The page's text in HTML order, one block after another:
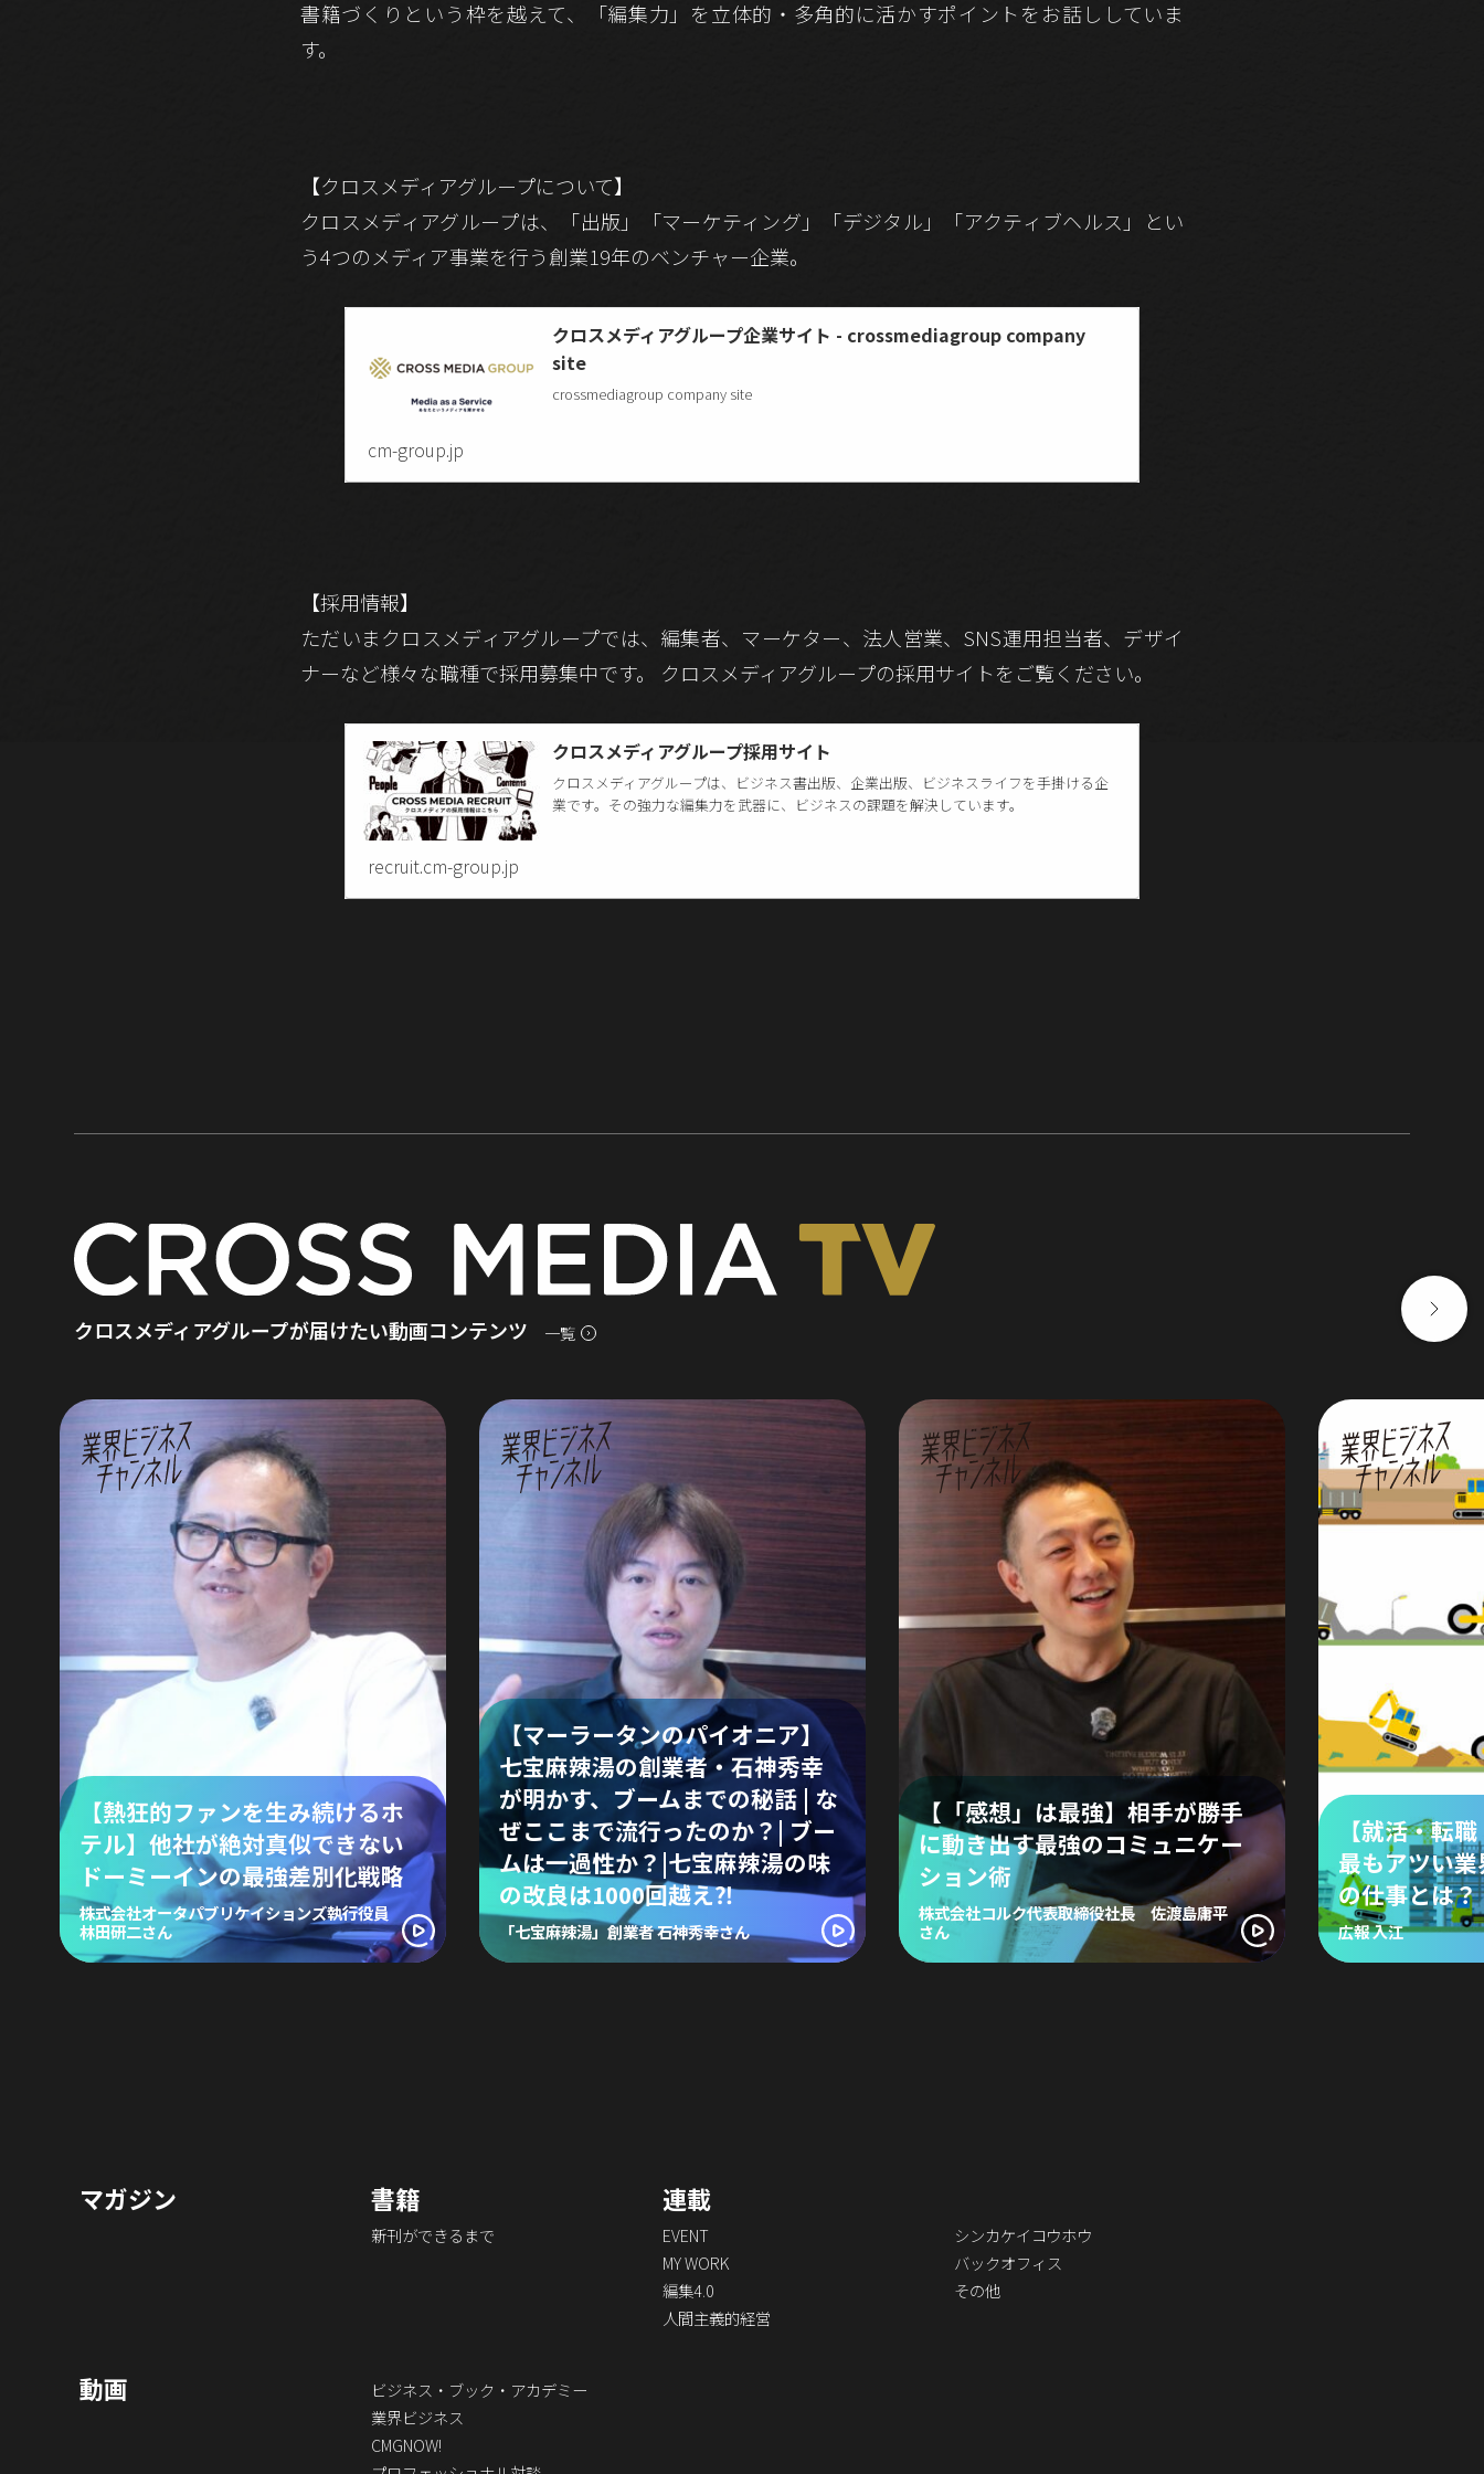
書籍づくりという枠を越えて、「編集力」を立体的・多角的に活かすポイントをお話ししていま
す。
【クロスメディアグループについて】
クロスメディアグループは、「出版」「マーケティング」「デジタル」「アクティブヘルス」とい
う4つのメディア事業を行う創業19年のベンチャー企業。
クロスメディアグループ企業サイト - crossmediagroup company
site
crossmediagroup company site
cm-group.jp
【採用情報】
ただいまクロスメディアグループでは、編集者、マーケター、法人営業、SNS運用担当者、デザイ
ナーなど様々な職種で採用募集中です。 クロスメディアグループの採用サイトをご覧ください。
クロスメディアグループ採用サイト
クロスメディアグループは、ビジネス書出版、企業出版、ビジネスライフを手掛ける企
業です。その強力な編集力を武器に、ビジネスの課題を解決しています。
recruit.cm-group.jp
クロスメディアグループが届けたい動画コンテンツ 一覧
【熱狂的ファンを生み続けるホ
テル】他社が絶対真似できない
ドーミーインの最強差別化戦略
株式会社オータパブリケイションズ執行役員
林田研二さん
【マーラータンのパイオニア】
七宝麻辣湯の創業者・石神秀幸
が明かす、ブームまでの秘話 | な
ぜここまで流行ったのか？| ブー
ムは一過性か？|七宝麻辣湯の味
の改良は1000回越え⁈
「七宝麻辣湯」創業者 石神秀幸さん
【「感想」は最強】相手が勝手
に動き出す最強のコミュニケー
ション術
株式会社コルク代表取締役社長 佐渡島庸平
さん
【就活・転
最もアツい
の仕事とは？
広報 入江
マガジン 書籍
新刊ができるまで
連載
EVENT
MY WORK
編集4.0
人間主義的経営
シンカケイコウホウ
バックオフィス
その他
動画
ビジネス・ブック・アカデミー
業界ビジネス
CMGNOW!